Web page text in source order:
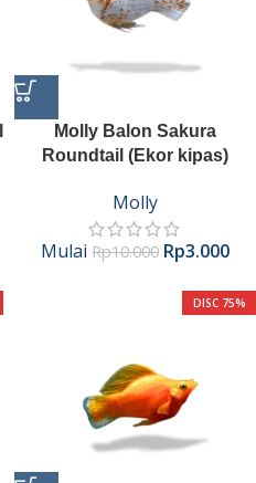
Molly Balon Sakura
Roundtail (Ekor kipas)
Molly
Mulai Rp10.000 Rp3.000
DISC 75%